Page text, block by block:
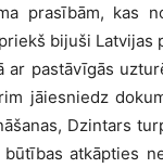
prasībām, kas
bijuši Latvijas
ar pastāvīgās
jāiesniedz
Dzintars
atkāpties